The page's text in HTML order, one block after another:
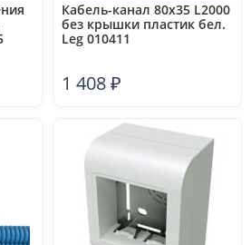
Кабель-канал 80х35 L2000
без крышки пластик бел.
Leg 010411
1 408₽